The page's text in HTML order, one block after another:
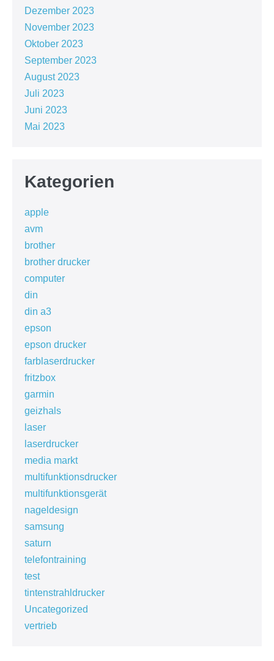
Dezember 2023
November 2023
Oktober 2023
September 2023
August 2023
Juli 2023
Juni 2023
Mai 2023
Kategorien
apple
avm
brother
brother drucker
computer
din
din a3
epson
epson drucker
farblaserdrucker
fritzbox
garmin
geizhals
laser
laserdrucker
media markt
multifunktionsdrucker
multifunktionsgerät
nageldesign
samsung
saturn
telefontraining
test
tintenstrahldrucker
Uncategorized
vertrieb